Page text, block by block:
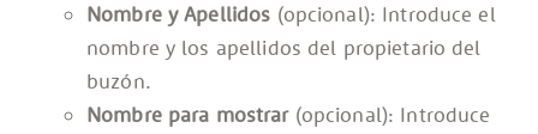
Nombre y Apellidos (opcional): Introduce el
nombre y los apellidos del propietario del
buzón.
Nombre para mostrar(opcional): Introduce